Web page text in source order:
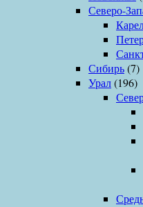
Северо-
Сибирь(7)
Урал(196)